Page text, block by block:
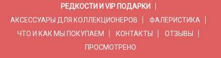
РЕДКОСТИ И VIP ПОДАРКИ
АКСЕССУАРЫ ДЛЯ КОЛЛЕКЦИОНЕРОВ
ФАЛЕРИСТИКА
ЧТО И КАК МЫ ПОКУПАЕМ
КОНТАКТЫ
ОТЗЫВЫ
ПРОСМОТРЕНО